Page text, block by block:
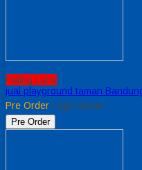
Paling Laris
jual playground taman
Pre Order / pgn taman
Pre Order